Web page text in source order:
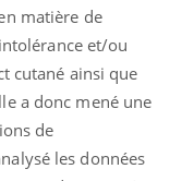
matière de
et/ou
cutané ainsi que
a donc mené une
de
les données